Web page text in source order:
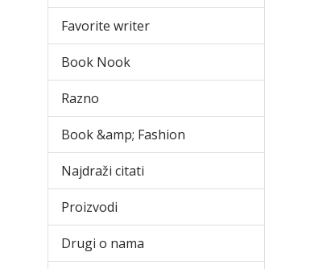
Favorite writer
Book Nook
Razno
Book &amp; Fashion
Najdraži citati
Proizvodi
Drugi o nama